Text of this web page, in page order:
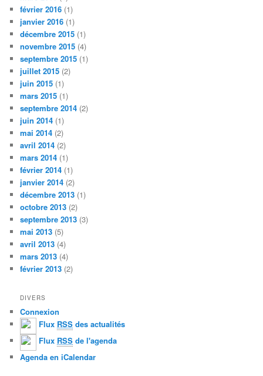
février 2016 (1)
janvier 2016 (1)
décembre 2015 (1)
novembre 2015 (4)
septembre 2015 (1)
juillet 2015 (2)
juin 2015 (1)
mars 2015 (1)
septembre 2014 (2)
juin 2014 (1)
mai 2014 (2)
avril 2014 (2)
mars 2014 (1)
février 2014 (1)
janvier 2014 (2)
décembre 2013 (1)
octobre 2013 (2)
septembre 2013 (3)
mai 2013 (5)
avril 2013 (4)
mars 2013 (4)
février 2013 (2)
DIVERS
Connexion
Flux RSS des actualités
Flux RSS de l'agenda
Agenda en iCalendar